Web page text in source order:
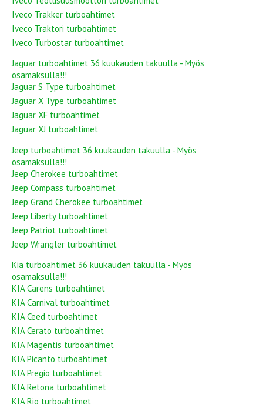
Iveco Trakker turboahtimet
Iveco Traktori turboahtimet
Iveco Turbostar turboahtimet
Jaguar turboahtimet 36 kuukauden takuulla - Myös
osamaksulla!!!
Jaguar S Type turboahtimet
Jaguar X Type turboahtimet
Jaguar XF turboahtimet
Jaguar XJ turboahtimet
Jeep turboahtimet 36 kuukauden takuulla - Myös
osamaksulla!!!
Jeep Cherokee turboahtimet
Jeep Compass turboahtimet
Jeep Grand Cherokee turboahtimet
Jeep Liberty turboahtimet
Jeep Patriot turboahtimet
Jeep Wrangler turboahtimet
Kia turboahtimet 36 kuukauden takuulla - Myös
osamaksulla!!!
KIA Carens turboahtimet
KIA Carnival turboahtimet
KIA Ceed turboahtimet
KIA Cerato turboahtimet
KIA Magentis turboahtimet
KIA Picanto turboahtimet
KIA Pregio turboahtimet
KIA Retona turboahtimet
KIA Rio turboahtimet